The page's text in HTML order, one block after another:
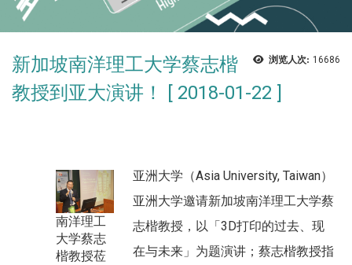
浏览人次: 16686
新加坡南洋理工大学蔡志楷
教授到亚大演讲！ [ 2018-01-22 ]
南洋理工
大学蔡志
楷教授莅
亚洲大学（Asia University, Taiwan）
亚洲大学邀请新加坡南洋理工大学蔡
志楷教授，以「3D打印的过去、现
在与未来」为题演讲；蔡志楷教授指